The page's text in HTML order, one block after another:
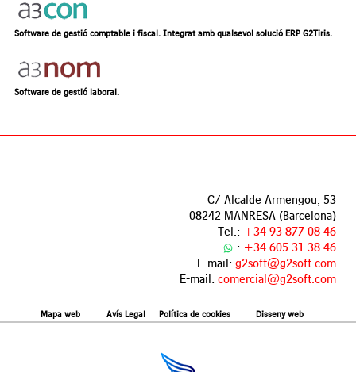
Software de gestió comptable i fiscal. Integrat amb qualsevol solució ERP G2Tiris.
Software de gestió laboral.
C/ Alcalde Armengou, 53
08242 MANRESA (Barcelona)
Tel.: +34 93 877 08 46
: +34 605 31 38 46
E-mail:g2soft@g2soft.com
E-mail:comercial@g2soft.com
Mapa web Avís Legal Política de cookies Disseny web